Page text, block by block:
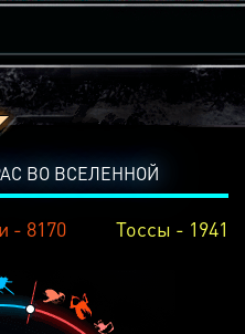
ВО ВСЕЛЕННОЙ
- 8170 Тоссы - 1941